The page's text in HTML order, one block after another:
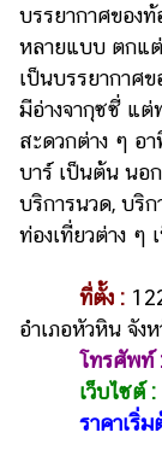
บรรยากาศของ
หลายแบบ ตกแต่
เป็นบรรยากาศ
มีอ่างจากุซซี่ แต่
สะดวกต่าง ๆ อ
บาร์ เป็นต้น นอ
บริการนวด, บริ
ท่องเที่ยวต่าง ๆ
ที่ตั้ง :
อำเภอหัวหิน จัง
โทรศัพท์
เว็บไซต์ :
ราคาเริ่ม